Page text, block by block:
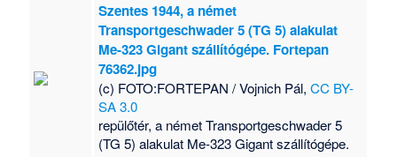
Szentes 1944, a német
Transportgeschwader 5 (TG 5) alakulat
Me-323 Gigant szállítógépe. Fortepan
76362.jpg
(c) FOTO:FORTEPAN / Vojnich Pál,CC BY-
SA 3.0
repülőtér, a német Transportgeschwader 5
(TG 5) alakulat Me-323 Gigant szállítógépe.